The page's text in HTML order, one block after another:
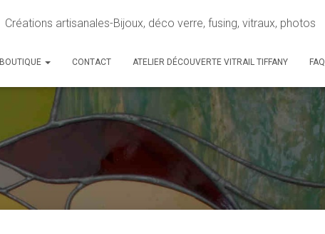
Créations artisanales-Bijoux, déco verre, fusing, vitraux, photos
BOUTIQUE CONTACT ATELIER DÉCOUVERTE VITRAIL TIFFANY FAQ